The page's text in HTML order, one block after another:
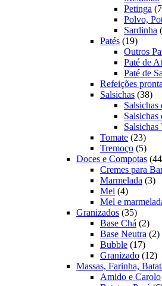
Petinga 7
Polvo,
Sardinha
Patés 1919
Outros
Paté de
Paté de
Refeições
Salsichas 3838
Salsichas
Salsichas
Salsichas
Tomate 2323
Tremoço 55
Doces e Compotas 44
Cremes para
Marmelada 33
Mel 44
produtos
Mel e
Granizados 3535
produtos
Base Chá 22
Base Neutra 22
Bubble 1717
Granizado 1212
Massas, Farinha,
Amido e Carolo